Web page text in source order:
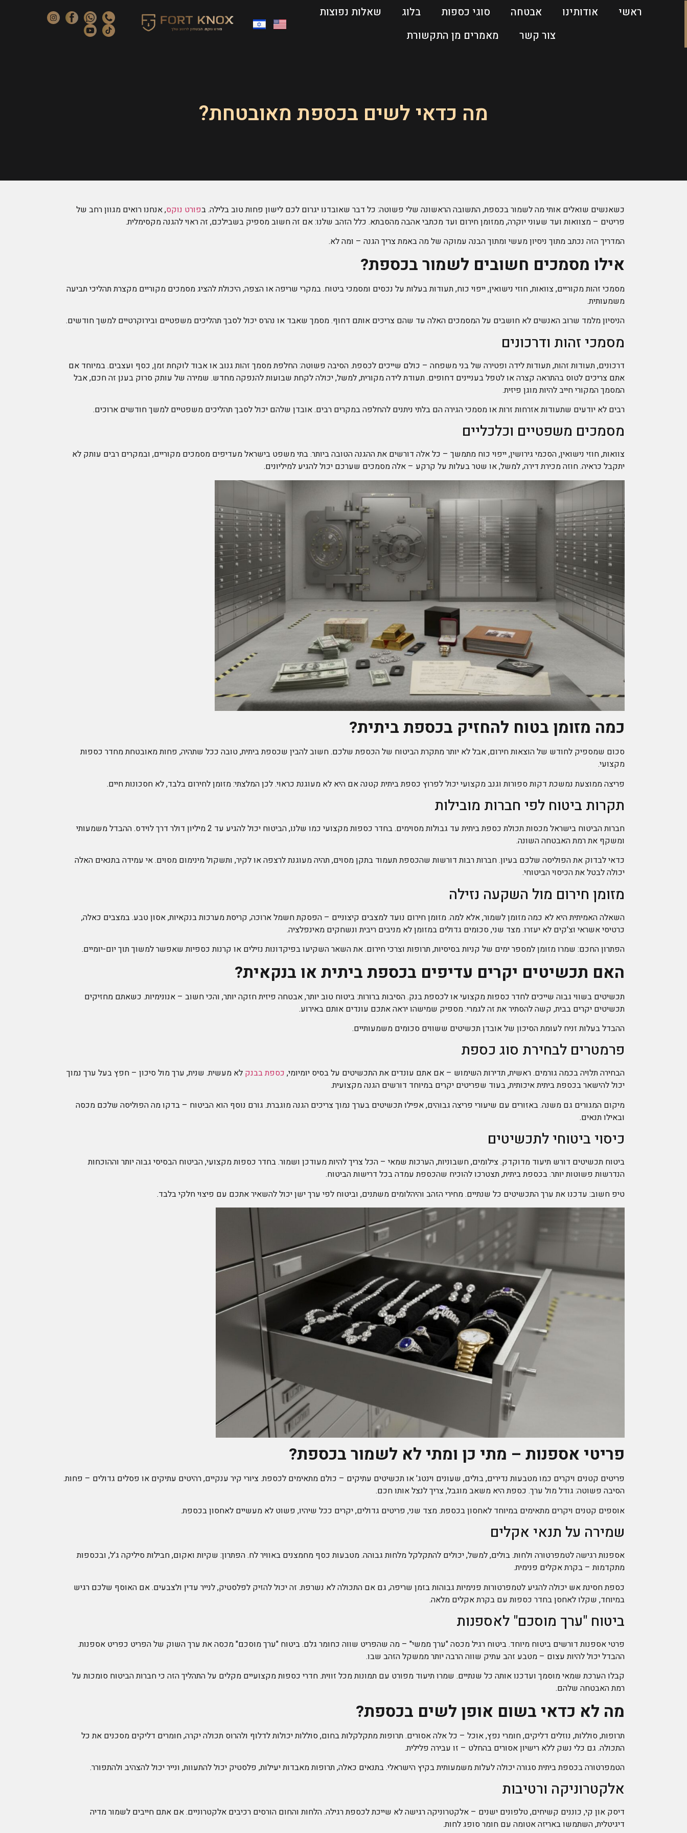
ראשי אודותינו אבטחה סוגי כספות בלוג
שאלות נפוצות
צור קשר
מאמרים מן התקשורת
מה כדאי לשים בכספת מאובטחת?
כשאנשים שואלים אותי מה לשמור בכספת, התשובה הראשונה שלי פשוטה: כל דבר שאובדנו יגרום לכם לישון פחות טוב בלילה. בפורט נוקס, אנחנו רואים מגוון רחב של
פריטים – מצוואות ועד שעוני יוקרה, ממזומן חירום ועד מכתבי אהבה מהסבתא. כלל הזהב שלנו: אם זה חשוב מספיק בשבילכם, זה ראוי להגנה מקסימלית.
המדריך הזה נכתב מתוך ניסיון מעשי ומתוך הבנה עמוקה של מה באמת צריך הגנה – ומה לא.
אילו מסמכים חשובים לשמור בכספת?
מסמכי זהות מקוריים, צוואות, חוזי נישואין, ייפוי כוח, תעודות בעלות על נכסים ומסמכי ביטוח. במקרי שריפה או הצפה, היכולת להציג מסמכים מקוריים מקצרת תהליכי תביעה
משמעותית.
הניסיון מלמד שרוב האנשים לא חושבים על המסמכים האלה עד שהם צריכים אותם דחוף. מסמך שאבד או נהרס יכול לסבך תהליכים משפטיים ובירוקרטיים למשך חודשים.
מסמכי זהות ודרכונים
דרכונים, תעודות זהות, תעודות לידה ופטירה של בני משפחה – כולם שייכים לכספת. הסיבה פשוטה: החלפת מסמך זהות גנוב או אבוד לוקחת זמן, כסף ועצבים. במיוחד אם
אתם צריכים לטוס בהתראה קצרה או לטפל בעניינים דחופים. תעודת לידה מקורית, למשל, יכולה לקחת שבועות להנפקה מחדש. שמירה של עותק סרוק בענן זה חכם, אבל
המסמך המקורי חייב להיות מוגן פיזית.
רבים לא יודעים שתעודות אזרחות זרות או מסמכי הגירה הם בלתי ניתנים להחלפה במקרים רבים. אובדן שלהם יכול לסבך תהליכים משפטיים למשך חודשים ארוכים.
מסמכים משפטיים וכלכליים
צוואות, חוזי נישואין, הסכמי גירושין, ייפוי כוח מתמשך – כל אלה דורשים את ההגנה הטובה ביותר. בתי משפט בישראל מעדיפים מסמכים מקוריים, ובמקרים רבים עותק לא
יתקבל כראיה. חוזה מכירת דירה, למשל, או שטר בעלות על קרקע – אלה מסמכים שערכם יכול להגיע למיליונים.
כמה מזומן בטוח להחזיק בכספת ביתית?
סכום שמספיק לחודש של הוצאות חירום, אבל לא יותר מתקרת הביטוח של הכספת שלכם. חשוב להבין שכספת ביתית, טובה ככל שתהיה, פחות מאובטחת מחדר כספות
מקצועי.
פריצה ממוצעת נמשכת דקות ספורות וגנב מקצועי יכול לפרוץ כספת ביתית קטנה אם היא לא מעוגנת כראוי. לכן המלצתי: מזומן לחירום בלבד, לא חסכונות חיים.
תקרות ביטוח לפי חברות מובילות
חברות הביטוח בישראל מכסות תכולת כספת ביתית עד גבולות מסוימים. בחדר כספות מקצועי כמו שלנו, הביטוח יכול להגיע עד 2 מיליון דולר דרך לוידס. ההבדל משמעותי
ומשקף את רמת האבטחה השונה.
כדאי לבדוק את הפוליסה שלכם בעיון. חברות רבות דורשות שהכספת תעמוד בתקן מסוים, תהיה מעוגנת לרצפה או לקיר, ותשקול מינימום מסוים. אי עמידה בתנאים האלה
יכולה לבטל את הכיסוי הביטוחי.
מזומן חירום מול השקעה נזילה
השאלה האמיתית היא לא כמה מזומן לשמור, אלא למה. מזומן חירום נועד למצבים קיצוניים – הפסקת חשמל ארוכה, קריסת מערכות בנקאיות, אסון טבע. במצבים כאלה,
כרטיסי אשראי וצ'קים לא יעזרו. מצד שני, סכומים גדולים במזומן לא מניבים ריבית ונשחקים מאינפלציה.
הפתרון החכם: שמרו מזומן למספר ימים של קניות בסיסיות, תרופות וצרכי חירום. את השאר השקיעו בפיקדונות נזילים או קרנות כספיות שאפשר למשוך תוך יום-יומיים.
האם תכשיטים יקרים עדיפים בכספת ביתית או בנקאית?
תכשיטים בשווי גבוה שייכים לחדר כספות מקצועי או לכספת בנק. הסיבות ברורות: ביטוח טוב יותר, אבטחה פיזית חזקה יותר, והכי חשוב – אנונימיות. כשאתם מחזיקים
תכשיטים יקרים בבית, קשה להסתיר את זה לגמרי. מספיק שמישהו יראה אתכם עונדים אותם באירוע.
ההבדל בעלות זניח לעומת הסיכון של אובדן תכשיטים ששווים סכומים משמעותיים.
פרמטרים לבחירת סוג כספת
הבחירה תלויה בכמה גורמים. ראשית, תדירות השימוש – אם אתם עונדים את התכשיטים על בסיס יומיומי, כספת בבנק לא מעשית. שנית, ערך מול סיכון – חפץ בעל ערך נמוך
יכול להישאר בכספת ביתית איכותית, בעוד שפריטים יקרים במיוחד דורשים הגנה מקצועית.
מיקום המגורים גם משנה. באזורים עם שיעורי פריצה גבוהים, אפילו תכשיטים בערך נמוך צריכים הגנה מוגברת. גורם נוסף הוא הביטוח – בדקו מה הפוליסה שלכם מכסה
ובאילו תנאים.
כיסוי ביטוחי לתכשיטים
ביטוח תכשיטים דורש תיעוד מדוקדק. צילומים, חשבוניות, הערכות שמאי – הכל צריך להיות מעודכן ושמור. בחדר כספות מקצועי, הביטוח הבסיסי גבוה יותר וההוכחות
הנדרשות פשוטות יותר. בכספת ביתית, תצטרכו להוכיח שהכספת עמדה בכל דרישות הביטוח.
טיפ חשוב: עדכנו את ערך התכשיטים כל שנתיים. מחירי הזהב והיהלומים משתנים, וביטוח לפי ערך ישן יכול להשאיר אתכם עם פיצוי חלקי בלבד.
פריטי אספנות – מתי כן ומתי לא לשמור בכספת?
פריטים קטנים ויקרים כמו מטבעות נדירים, בולים, שעונים וינטג' או תכשיטים עתיקים – כולם מתאימים לכספת. ציורי קיר ענקיים, רהיטים עתיקים או פסלים גדולים – פחות.
הסיבה פשוטה: גודל מול ערך. כספת היא משאב מוגבל, צריך לנצל אותו חכם.
אוספים קטנים ויקרים מתאימים במיוחד לאחסון בכספת. מצד שני, פריטים גדולים, יקרים ככל שיהיו, פשוט לא מעשיים לאחסון בכספת.
שמירה על תנאי אקלים
אספנות רגישה לטמפרטורה ולחות. בולים, למשל, יכולים להתקלקל מלחות גבוהה. מטבעות כסף מחמצנים באוויר לח. הפתרון: שקיות ואקום, חבילות סיליקה ג'ל, ובכספות
מתקדמות – בקרת אקלים פנימית.
כספת חסינת אש יכולה להגיע לטמפרטורות פנימיות גבוהות בזמן שריפה, גם אם התכולה לא נשרפת. זה יכול להזיק לפלסטיק, לנייר עדין ולצבעים. אם האוסף שלכם רגיש
במיוחד, שקלו לאחסן בחדר כספות עם בקרת אקלים מלאה.
ביטוח "ערך מוסכם" לאספנות
פרטי אספנות דורשים ביטוח מיוחד. ביטוח רגיל מכסה "ערך ממשי" – מה שהפריט שווה כחומר גלם. ביטוח "ערך מוסכם" מכסה את ערך השוק של הפריט כפריט אספנות.
ההבדל יכול להיות עצום – מטבע זהב עתיק שווה הרבה יותר ממשקל הזהב שבו.
קבלו הערכת שמאי מוסמך ועדכנו אותה כל שנתיים. שמרו תיעוד מפורט עם תמונות מכל זווית. חדרי כספות מקצועיים מקלים על התהליך הזה כי חברות הביטוח סומכות על
רמת האבטחה שלהם.
מה לא כדאי בשום אופן לשים בכספת?
תרופות, סוללות, נוזלים דליקים, חומרי נפץ, אוכל – כל אלה אסורים. תרופות מתקלקלות בחום, סוללות יכולות לדלוף ולהרוס תכולה יקרה, חומרים דליקים מסכנים את כל
התכולה. גם כלי נשק ללא רישיון אסורים בהחלט – זו עבירה פלילית.
הטמפרטורה בכספת ביתית סגורה יכולה לעלות משמעותית בקיץ הישראלי. בתנאים כאלה, תרופות מאבדות יעילות, פלסטיק יכול להתעוות, ונייר יכול להצהיב ולהתפורר.
אלקטרוניקה ורטיבות
דיסק און קי, כוננים קשיחים, טלפונים ישנים – אלקטרוניקה רגישה לא שייכת לכספת רגילה. הלחות והחום הורסים רכיבים אלקטרוניים. אם אתם חייבים לשמור מדיה
דיגיטלית, השתמשו באריזה אטומה עם חומר סופג לחות.